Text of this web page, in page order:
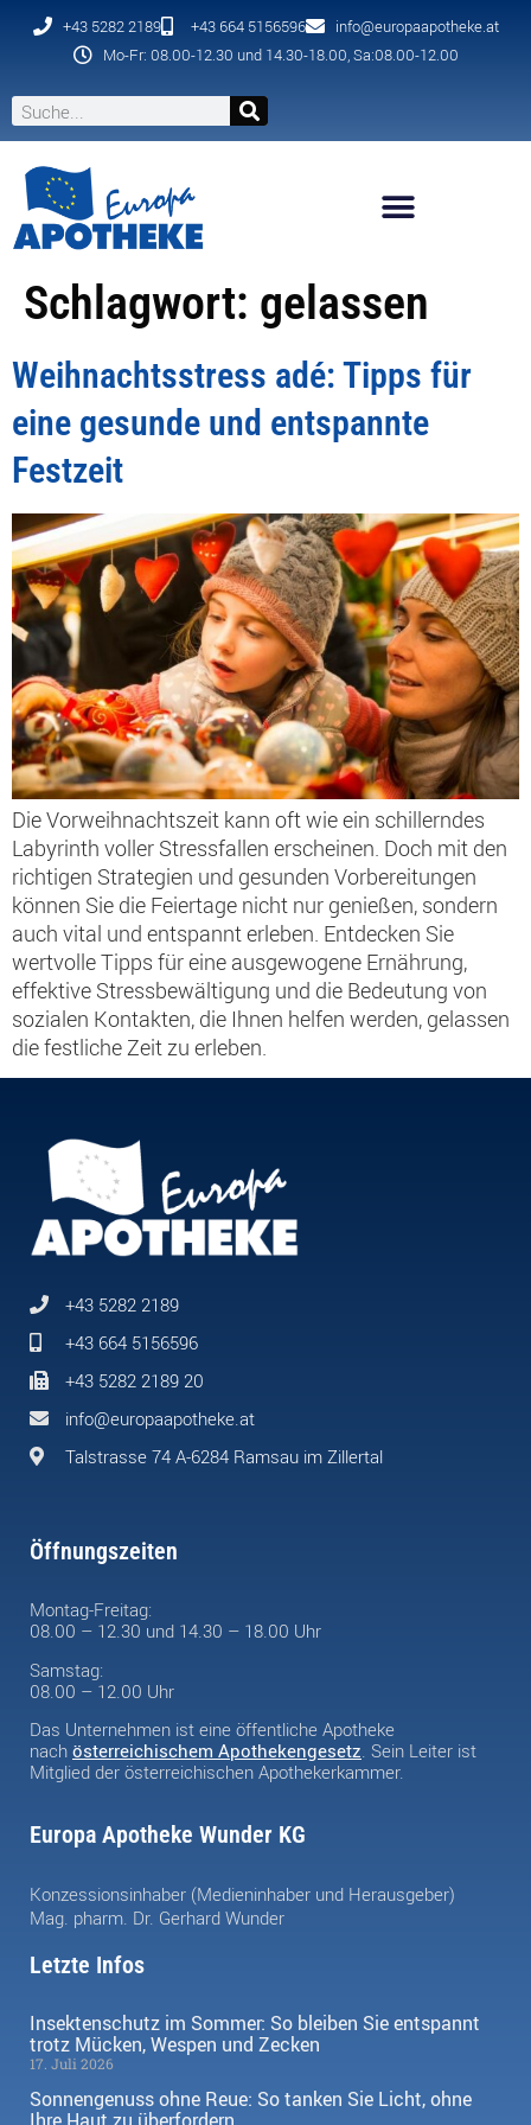
+43 5282 2189 +43 664 5156596
info@europaapotheke.at
Mo-Fr: 08.00-12.30 und 14.30-18.00, Sa:08.00-12.00
Schlagwort: gelassen
Weihnachtsstress adé: Tipps für
eine gesunde und entspannte
Festzeit
Die Vorweihnachtszeit kann oft wie ein schillerndes
Labyrinth voller Stressfallen erscheinen. Doch mit den
richtigen Strategien und gesunden Vorbereitungen
können Sie die Feiertage nicht nur genießen, sondern
auch vital und entspannt erleben. Entdecken Sie
wertvolle Tipps für eine ausgewogene Ernährung,
effektive Stressbewältigung und die Bedeutung von
sozialen Kontakten, die Ihnen helfen werden, gelassen
die festliche Zeit zu erleben.
+43 5282 2189
+43 664 5156596
+43 5282 2189 20
info@europaapotheke.at
Talstrasse 74 A-6284 Ramsau im Zillertal
Öffnungszeiten
Montag-Freitag:
08.00 – 12.30 und 14.30 – 18.00 Uhr
Samstag:
08.00 – 12.00 Uhr
Das Unternehmen ist eine öffentliche Apotheke
nach österreichischem Apothekengesetz. Sein Leiter ist
Mitglied der österreichischen Apothekerkammer.
Europa Apotheke Wunder KG
Konzessionsinhaber (Medieninhaber und Herausgeber)
Mag. pharm. Dr. Gerhard Wunder
Letzte Infos
Insektenschutz im Sommer: So bleiben Sie entspannt
trotz Mücken, Wespen und Zecken
17. Juli 2026
Sonnengenuss ohne Reue: So tanken Sie Licht, ohne